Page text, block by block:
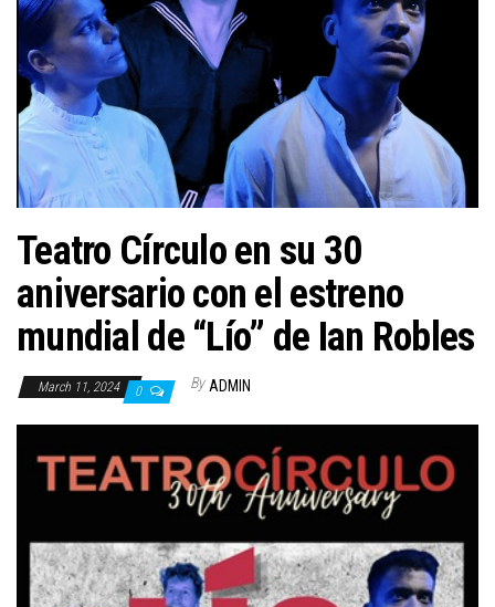
Teatro Círculo en su 30
aniversario con el estreno
mundial de “Lío” de Ian Robles
March 11, 2024 0 By ADMIN